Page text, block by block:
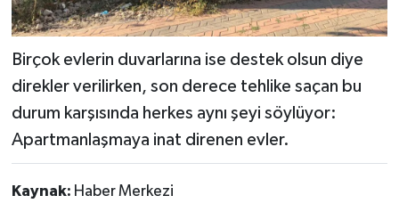
Birçok evlerin duvarlarına ise destek olsun diye
direkler verilirken, son derece tehlike saçan bu
durum karşısında herkes aynı şeyi söylüyor:
Apartmanlaşmaya inat direnen evler.
Kaynak: Haber Merkezi